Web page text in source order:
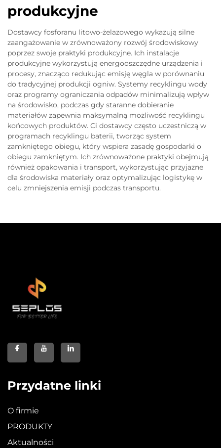
produkcyjne
Dostawcy fosforanu litowo-żelazowego wykazują silne
zaangażowanie w zrównoważony rozwój środowiskowy
poprzez swoje praktyki produkcyjne. Ich instalacje
produkcyjne wykorzystują energooszczędne urządzenia i
procesy, znacząco redukując emisję węgla w porównaniu
do tradycyjnej produkcji ogniw. Systemy recyklingu wody
oraz programy ograniczania odpadów minimalizują wpływ
na środowisko, podczas gdy staranne dobieranie
materiałów zapewnia maksymalną możliwość recyklingu
końcowych produktów. Ci dostawcy często uczestniczą w
programach recyklingu baterii, tworząc system
zamkniętego obiegu, który wspiera zasadę gospodarki o
obiegu zamkniętym. Ich zrównoważone praktyki obejmują
również opakowania i transport, wykorzystując przyjazne
dla środowiska materiały oraz optymalizując logistykę w
celu zmniejszenia emisji podczas transportu.
Przydatne linki
O firmie
PRODUKTY
Aktualności